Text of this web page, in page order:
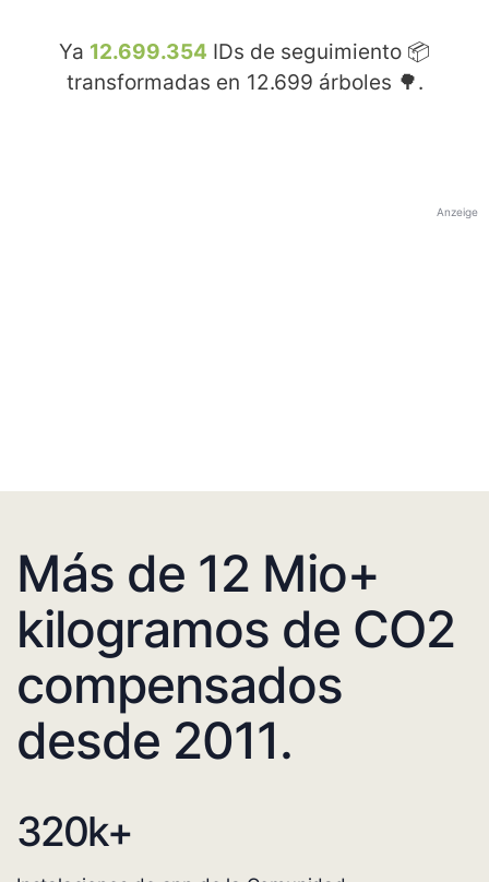
Ya 12.699.354 IDs de seguimiento 📦
transformadas en 12.699 árboles 🌳.
Anzeige
Más de 12 Mio+
kilogramos de CO2
compensados
desde 2011.
320k+